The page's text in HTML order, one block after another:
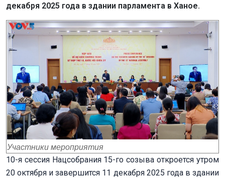
декабря 2025 года в здании парламента в Ханое.
Участники мероприятия
10-я сессия Нацсобрания 15-го созыва откроется утром
20 октября и завершится 11 декабря 2025 года в здании